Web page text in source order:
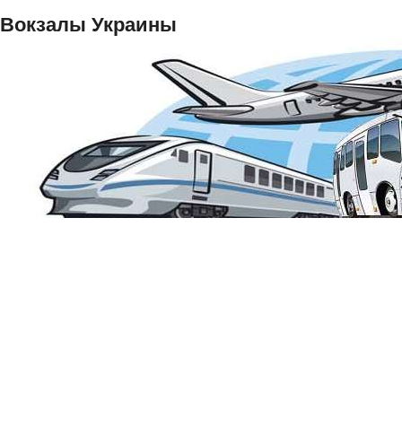
Вокзалы Украины